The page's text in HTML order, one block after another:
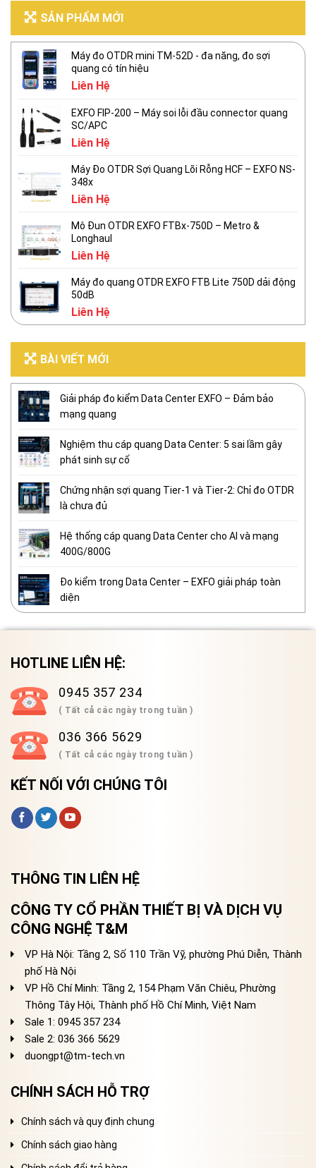
SẢN PHẨM MỚI
Máy đo OTDR mini TM-52D - đa năng, đo sợi
quang có tín hiệu
Liên Hệ
EXFO FIP-200 – Máy soi lỗi đầu connector quang
SC/APC
Liên Hệ
Máy Đo OTDR Sợi Quang Lõi Rỗng HCF – EXFO NS-
348x
Liên Hệ
Mô Đun OTDR EXFO FTBx-750D – Metro &
Longhaul
Liên Hệ
Máy đo quang OTDR EXFO FTB Lite 750D dải động
50dB
Liên Hệ
BÀI VIẾT MỚI
Giải pháp đo kiểm Data Center EXFO – Đảm bảo
mạng quang
Nghiệm thu cáp quang Data Center: 5 sai lầm gây
phát sinh sự cố
Chứng nhận sợi quang Tier-1 và Tier-2: Chỉ đo OTDR
là chưa đủ
Hệ thống cáp quang Data Center cho AI và mạng
400G/800G
Đo kiểm trong Data Center – EXFO giải pháp toàn
diện
HOTLINE LIÊN HỆ:
0945 357 234
( Tất cả các ngày trong tuần )
036 366 5629
( Tất cả các ngày trong tuần )
KẾT NỐI VỚI CHÚNG TÔI
THÔNG TIN LIÊN HỆ
CÔNG TY CỔ PHẦN THIẾT BỊ VÀ DỊCH VỤ
CÔNG NGHỆ T&M
VP Hà Nội: Tầng 2, Số 110 Trần Vỹ, phường Phú Diễn, Thành
phố Hà Nội
VP Hồ Chí Minh: Tầng 2, 154 Phạm Văn Chiêu, Phường
Thông Tây Hội, Thành phố Hồ Chí Minh, Việt Nam
Sale 1: 0945 357 234
Sale 2: 036 366 5629
duongpt@tm-tech.vn
CHÍNH SÁCH HỖ TRỢ
Chính sách và quy định chung
Chính sách giao hàng